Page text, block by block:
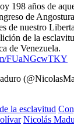
198 años de
de
de nuestro
de la
de Venezuela.
FUaNGcwTKY
la esclavitud
Nicolás